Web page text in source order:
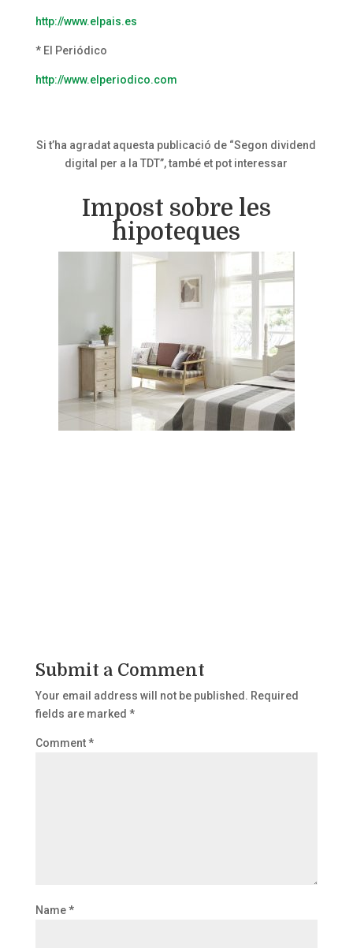
http://www.elpais.es
* El Periódico
http://www.elperiodico.com
Si t’ha agradat aquesta publicació de “Segon dividend
digital per a la TDT”, també et pot interessar
Impost sobre les
hipoteques
Submit a Comment
Your email address will not be published. Required
fields are marked *
Comment*
Name*